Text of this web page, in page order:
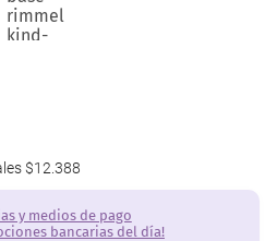
$12.388
y medios de pago
bancarias del día!